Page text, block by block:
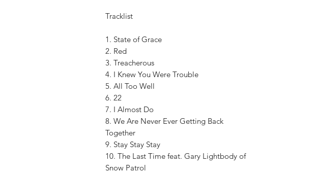
Tracklist
1. State of Grace
2. Red
3. Treacherous
4. I Knew You Were Trouble
5. All Too Well
6. 22
7. I Almost Do
8. We Are Never Ever Getting Back
Together
9. Stay Stay Stay
10. The Last Time feat. Gary Lightbody of
Snow Patrol